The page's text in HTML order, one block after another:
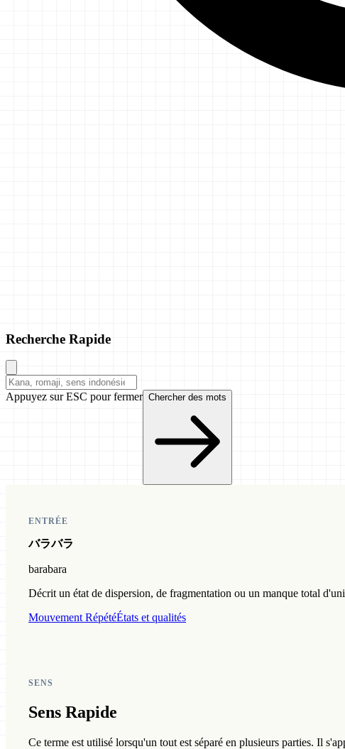
Recherche Rapide
Appuyez sur ESC pour fermer Chercher des mots
ENTRÉE
バラバラ
barabara
Décrit un état de dispersion, de fragmentation ou un manque total
Mouvement RépétéÉtats et qualités
SENS
Sens Rapide
Ce terme est utilisé lorsqu'un tout est séparé en plusieurs parties. Il